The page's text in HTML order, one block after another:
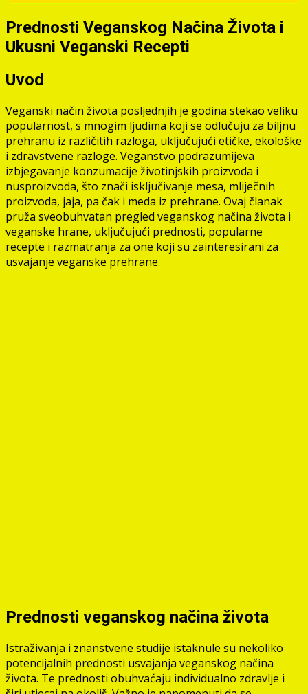
Prednosti Veganskog Načina Života i
Ukusni Veganski Recepti
Uvod
Veganski način života posljednjih je godina stekao veliku
popularnost, s mnogim ljudima koji se odlučuju za biljnu
prehranu iz različitih razloga, uključujući etičke, ekološke
i zdravstvene razloge. Veganstvo podrazumijeva
izbjegavanje konzumacije životinjskih proizvoda i
nusproizvoda, što znači isključivanje mesa, mliječnih
proizvoda, jaja, pa čak i meda iz prehrane. Ovaj članak
pruža sveobuhvatan pregled veganskog načina života i
veganske hrane, uključujući prednosti, popularne
recepte i razmatranja za one koji su zainteresirani za
usvajanje veganske prehrane.
Prednosti veganskog načina života
Istraživanja i znanstvene studije istaknule su nekoliko
potencijalnih prednosti usvajanja veganskog načina
života. Te prednosti obuhvaćaju individualno zdravlje i